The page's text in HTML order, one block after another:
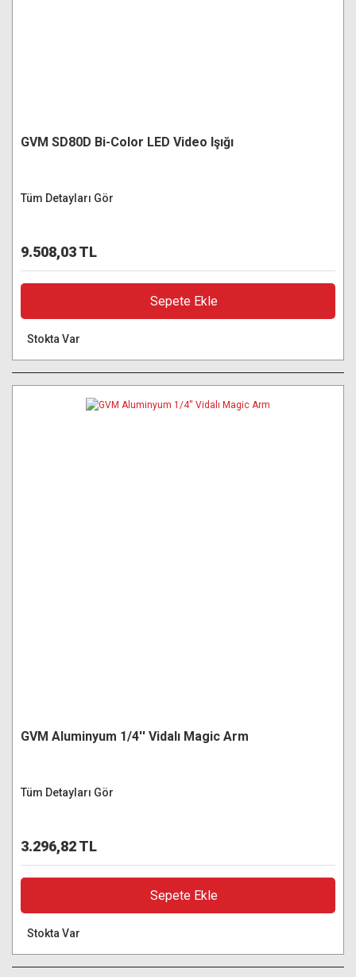
GVM SD80D Bi-Color LED Video Işığı
Tüm Detayları Gör
9.508,03 TL
Sepete Ekle
Stokta Var
GVM Aluminyum 1/4'' Vidalı Magic Arm
Tüm Detayları Gör
3.296,82 TL
Sepete Ekle
Stokta Var